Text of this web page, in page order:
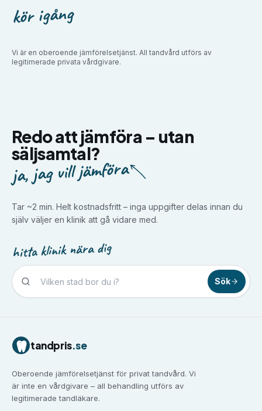
kör igång
Vi är en oberoende jämförelsetjänst. All tandvård utförs av
legitimerade privata vårdgivare.
Redo att jämföra – utan
säljsamtal?
ja, jag vill jämföra
Tar ~2 min. Helt kostnadsfritt – inga uppgifter delas innan du
själv väljer en klinik att gå vidare med.
hitta klinik nära dig
Sök
Tandvård i
Tandvård iFalun
Tandvård i Göteborg
Tandvård iHalmstad
tandpris.se
Oberoende jämförelsetjänst för privat tandvård. Vi
är inte en vårdgivare – all behandling utförs av
legitimerade tandläkare.